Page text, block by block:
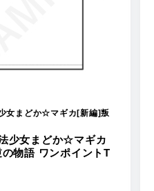
女まどか☆マギカ[新編]叛
少女まどか☆マギカ
物語 ワンポイントT